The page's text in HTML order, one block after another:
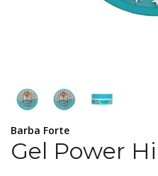
Barba Forte
Gel Power